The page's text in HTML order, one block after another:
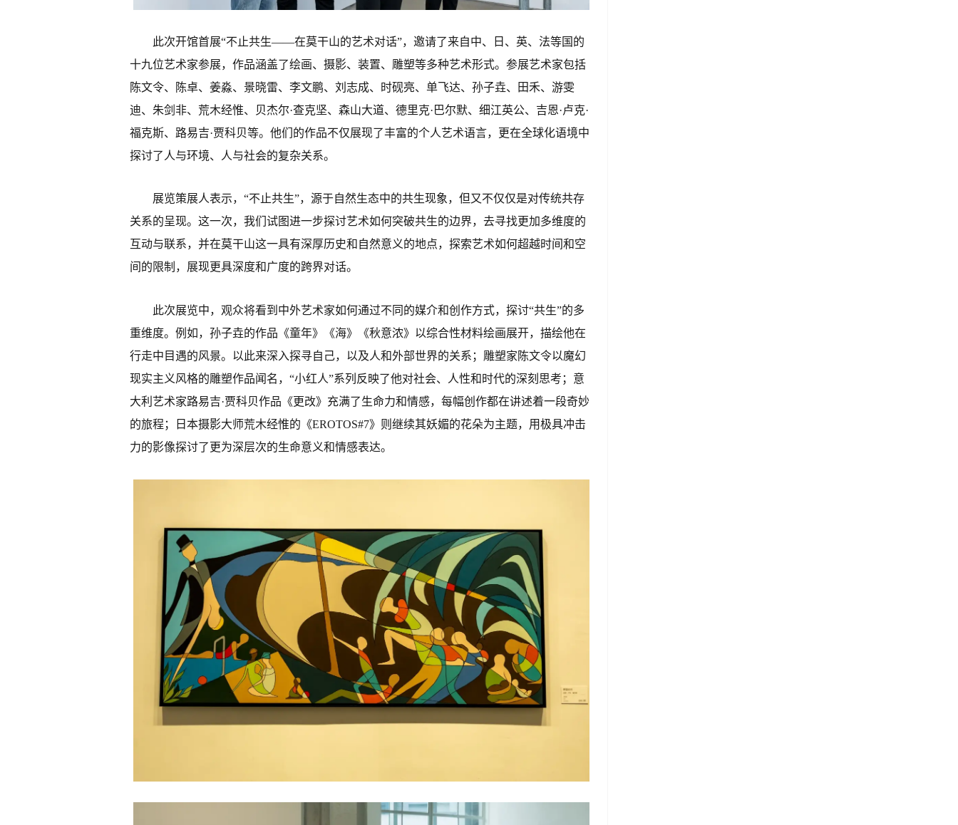
此次开馆首展“不止共生——在莫干山的艺术对话”，邀请了来自中、日、英、法等国的
十九位艺术家参展，作品涵盖了绘画、摄影、装置、雕塑等多种艺术形式。参展艺术家包括
陈文令、陈卓、姜淼、景晓雷、李文鹏、刘志成、时砚亮、单飞达、孙子垚、田禾、游雯
迪、朱剑非、荒木经惟、贝杰尔·查克坚、森山大道、德里克·巴尔默、细江英公、吉恩·卢克·
福克斯、路易吉·贾科贝等。他们的作品不仅展现了丰富的个人艺术语言，更在全球化语境中
探讨了人与环境、人与社会的复杂关系。
展览策展人表示，“不止共生”，源于自然生态中的共生现象，但又不仅仅是对传统共存
关系的呈现。这一次，我们试图进一步探讨艺术如何突破共生的边界，去寻找更加多维度的
互动与联系，并在莫干山这一具有深厚历史和自然意义的地点，探索艺术如何超越时间和空
间的限制，展现更具深度和广度的跨界对话。
此次展览中，观众将看到中外艺术家如何通过不同的媒介和创作方式，探讨“共生”的多
重维度。例如，孙子垚的作品《童年》《海》《秋意浓》以综合性材料绘画展开，描绘他在
行走中目遇的风景。以此来深入探寻自己，以及人和外部世界的关系；雕塑家陈文令以魔幻
现实主义风格的雕塑作品闻名，“小红人”系列反映了他对社会、人性和时代的深刻思考；意
大利艺术家路易吉·贾科贝作品《更改》充满了生命力和情感，每幅创作都在讲述着一段奇妙
的旅程；日本摄影大师荒木经惟的《EROTOS#7》则继续其妖媚的花朵为主题，用极具冲击
力的影像探讨了更为深层次的生命意义和情感表达。